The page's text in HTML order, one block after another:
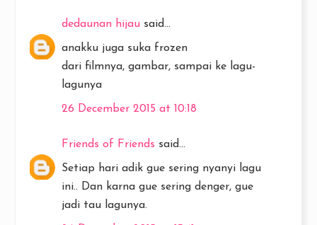
dedaunan hijau said...
anakku juga suka frozen
dari filmnya, gambar, sampai ke lagu-
lagunya
26 December 2015 at 10:18
Friends of Friends said...
Setiap hari adik gue sering nyanyi lagu
ini.. Dan karna gue sering denger, gue
jadi tau lagunya.